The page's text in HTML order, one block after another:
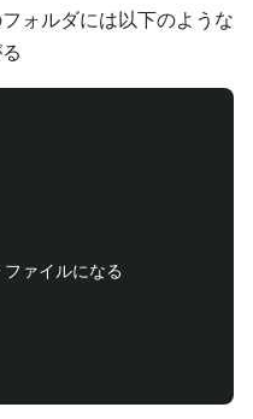
ォルダには以下のような
ァイルになる